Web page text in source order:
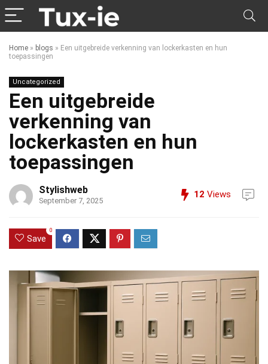
Home » blogs » Een uitgebreide verkenning van lockerkasten en hun
toepassingen
Uncategorized
Een uitgebreide
verkenning van
lockerkasten en hun
toepassingen
Stylishweb
September 7, 2025
12 Views
Save
0